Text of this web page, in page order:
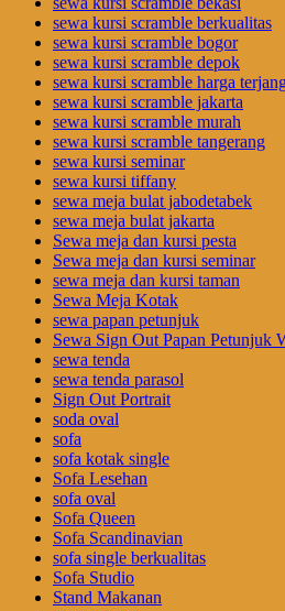
sewa kursi scramble berkualitas
sewa kursi scramble bogor
sewa kursi scramble depok
sewa kursi scramble harga
sewa kursi scramble jakarta
sewa kursi scramble murah
sewa kursi scramble tangerang
sewa kursi seminar
sewa kursi tiffany
sewa meja bulat jabodetabek
sewa meja bulat jakarta
Sewa meja dan kursi pesta
Sewa meja dan kursi seminar
sewa meja dan kursi taman
Sewa Meja Kotak
sewa papan petunjuk
Sewa Sign Out Papan Petunjuk
sewa tenda
sewa tenda parasol
Sign Out Portrait
soda oval
sofa
sofa kotak single
Sofa Lesehan
sofa oval
Sofa Queen
Sofa Scandinavian
sofa single berkualitas
Sofa Studio
Stand Makanan